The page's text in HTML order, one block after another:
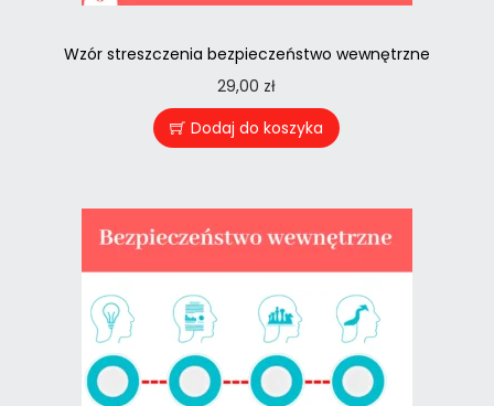
Wzór streszczenia bezpieczeństwo wewnętrzne
29,00 zł
Dodaj do koszyka